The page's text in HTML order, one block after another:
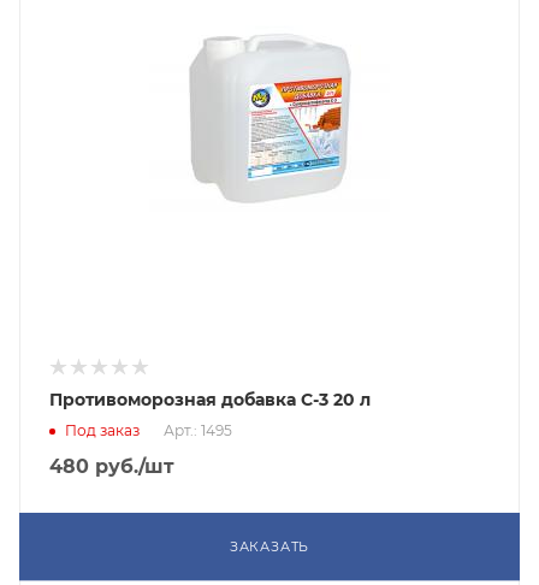
Противоморозная добавка С-3 20 л
Под заказ Арт.: 1495
480 руб./шт
ЗАКАЗАТЬ